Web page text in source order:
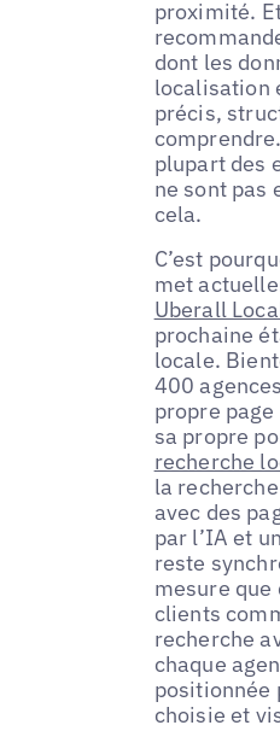
proximité.
dont les
localisation
précis,
plupart des
ne sont pas
cela.
C’est
met
Uberall
prochaine
locale.
400
propre
sa propre
recherche
la
avec des
par l’IA et
reste
mesure que
clients
recherche
chaque
positionnée
choisie et